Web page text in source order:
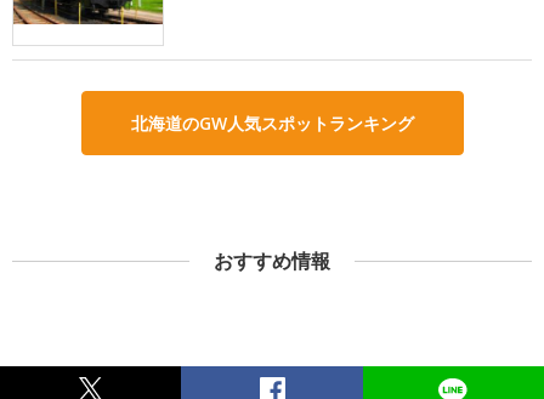
北海道のGW人気スポットランキング
おすすめ情報